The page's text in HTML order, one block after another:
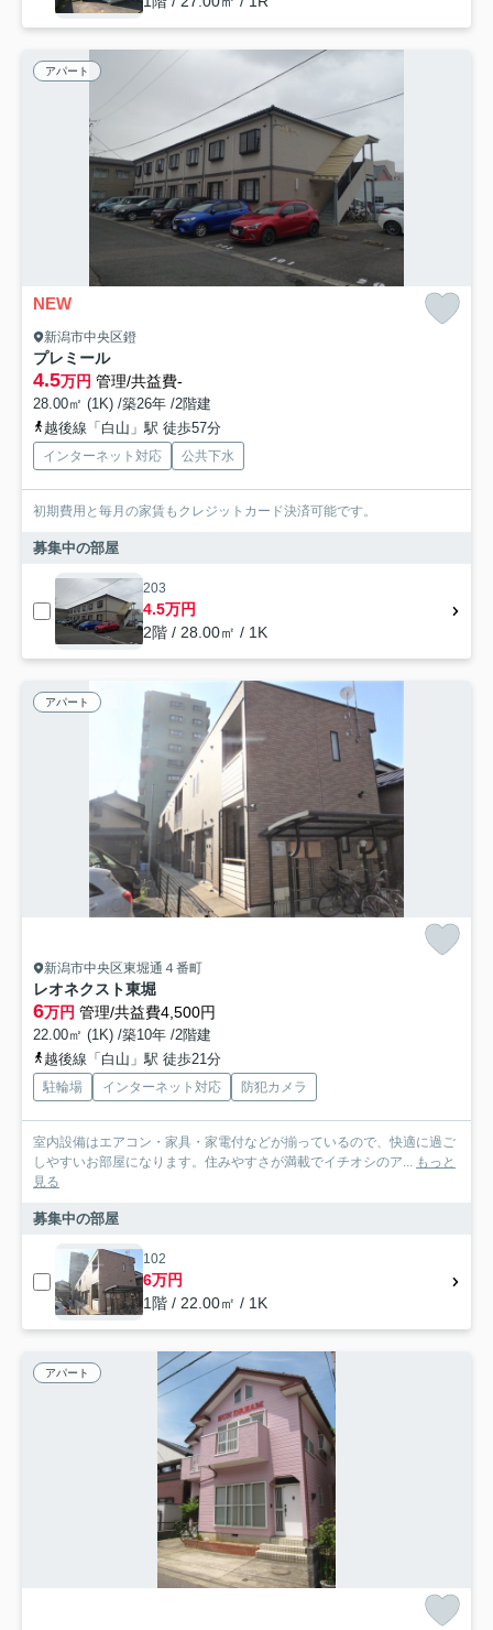
アパート
NEW
新潟市中央区鐙
プレミール
4.5万円 管理/共益費-
28.00㎡ (1K) /築26年 /2階建
越後線「白山」駅 徒歩57分
インターネット対応 公共下水
初期費用と毎月の家賃もクレジットカード決済可能です。
募集中の部屋
203
4.5万円
2階 / 28.00㎡ / 1K
アパート
新潟市中央区東堀通４番町
レオネクスト東堀
6万円 管理/共益費4,500円
22.00㎡ (1K) /築10年 /2階建
越後線「白山」駅 徒歩21分
駐輪場 インターネット対応 防犯カメラ
室内設備はエアコン・家具・家電付などが揃っているので、快適に過ご
しやすいお部屋になります。住みやすさが満載でイチオシのア... もっと
見る
募集中の部屋
102
6万円
1階 / 22.00㎡ / 1K
アパート